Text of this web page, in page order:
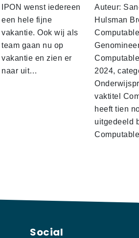
IPON wenst iedereen
een hele fijne
vakantie. Ook wij als
team gaan nu op
vakantie en zien er
naar uit…
Auteur:
Hulsman
Computable
2024,
vaktitel
heeft tien
uitgedeeld
Social